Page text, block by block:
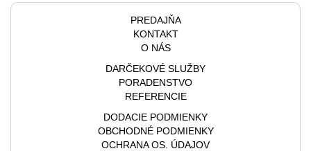
PREDAJŇA
KONTAKT
O NÁS
DARČEKOVÉ SLUŽBY
PORADENSTVO
REFERENCIE
DODACIE PODMIENKY
OBCHODNÉ PODMIENKY
OCHRANA OS. ÚDAJOV